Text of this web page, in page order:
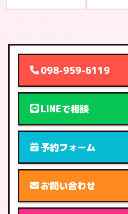
098-959-6119
LINEで相談
予約フォーム
お問い合わせ